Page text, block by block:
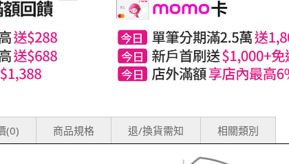
(0) 商品規格 退/換貨需知 相關類別